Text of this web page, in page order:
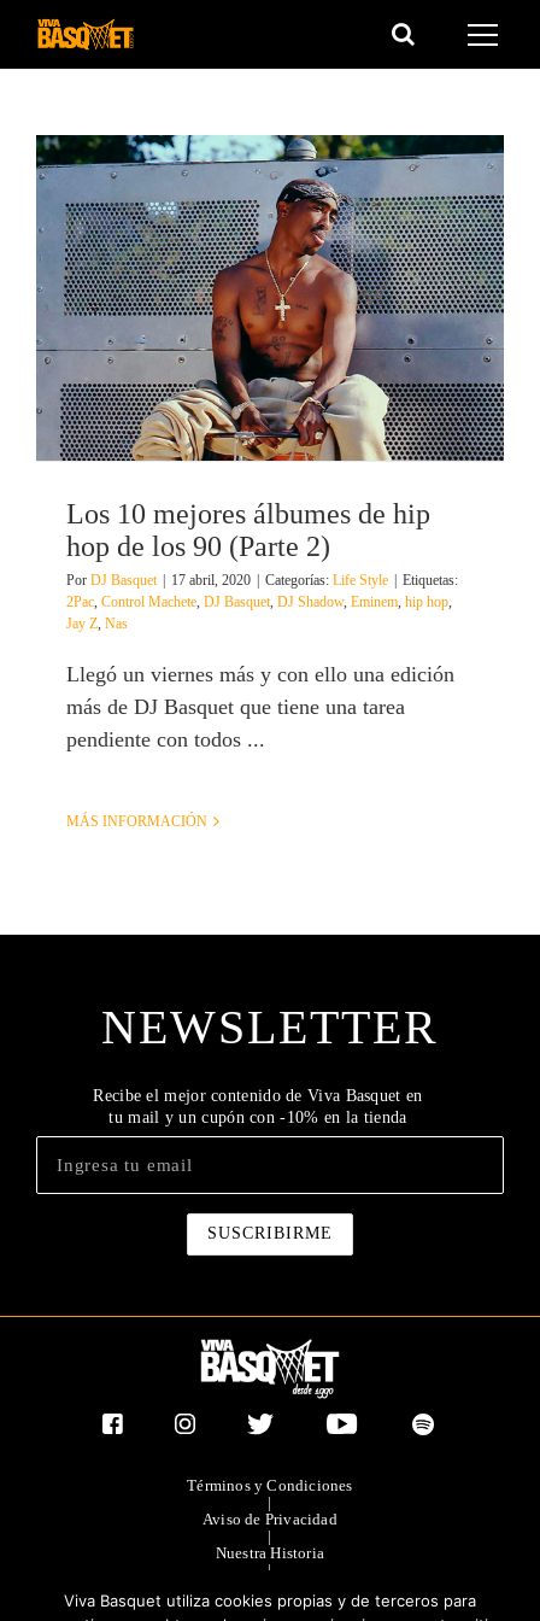
Saltar
Los 10 mejores álbumes de hip
hop de los 90 (Parte 2)
Por DJ Basquet | 17 abril, 2020 | Categorías: Life Style | Etiquetas:
2Pac Control Machete DJ Basquet DJ Shadow, Eminem hip hop
Jay Z Nas
Llegó un viernes más y con ello una edición
más de DJ Basquet que tiene una tarea
pendiente con todos ...
MÁS INFORMACIÓN
NEWSLETTER
Recibe el mejor contenido de Viva Basquet en
tu mail y un cupón con -10% en la tienda
Términos y Condiciones
|
Aviso de Privacidad
|
Nuestra Historia
|
|
Viva Basquet utiliza cookies propias y de terceros para